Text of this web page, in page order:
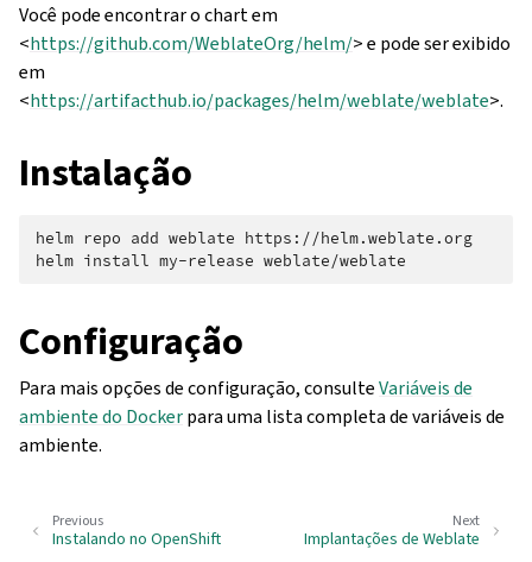
Você pode encontrar o chart em
<https://github.com/WeblateOrg/helm/> e pode ser exibido
em
<https://artifacthub.io/packages/helm/weblate/weblate>.
Instalação
helm repo add weblate https://helm.weblate.org
helm install my-release
Configuração
Para mais opções de configuração, consulteVariáveis de
ambiente do Dockerpara uma lista completa de variáveis de
ambiente.
Next
Implantações de Weblate
Previous
Instalando no OpenShift